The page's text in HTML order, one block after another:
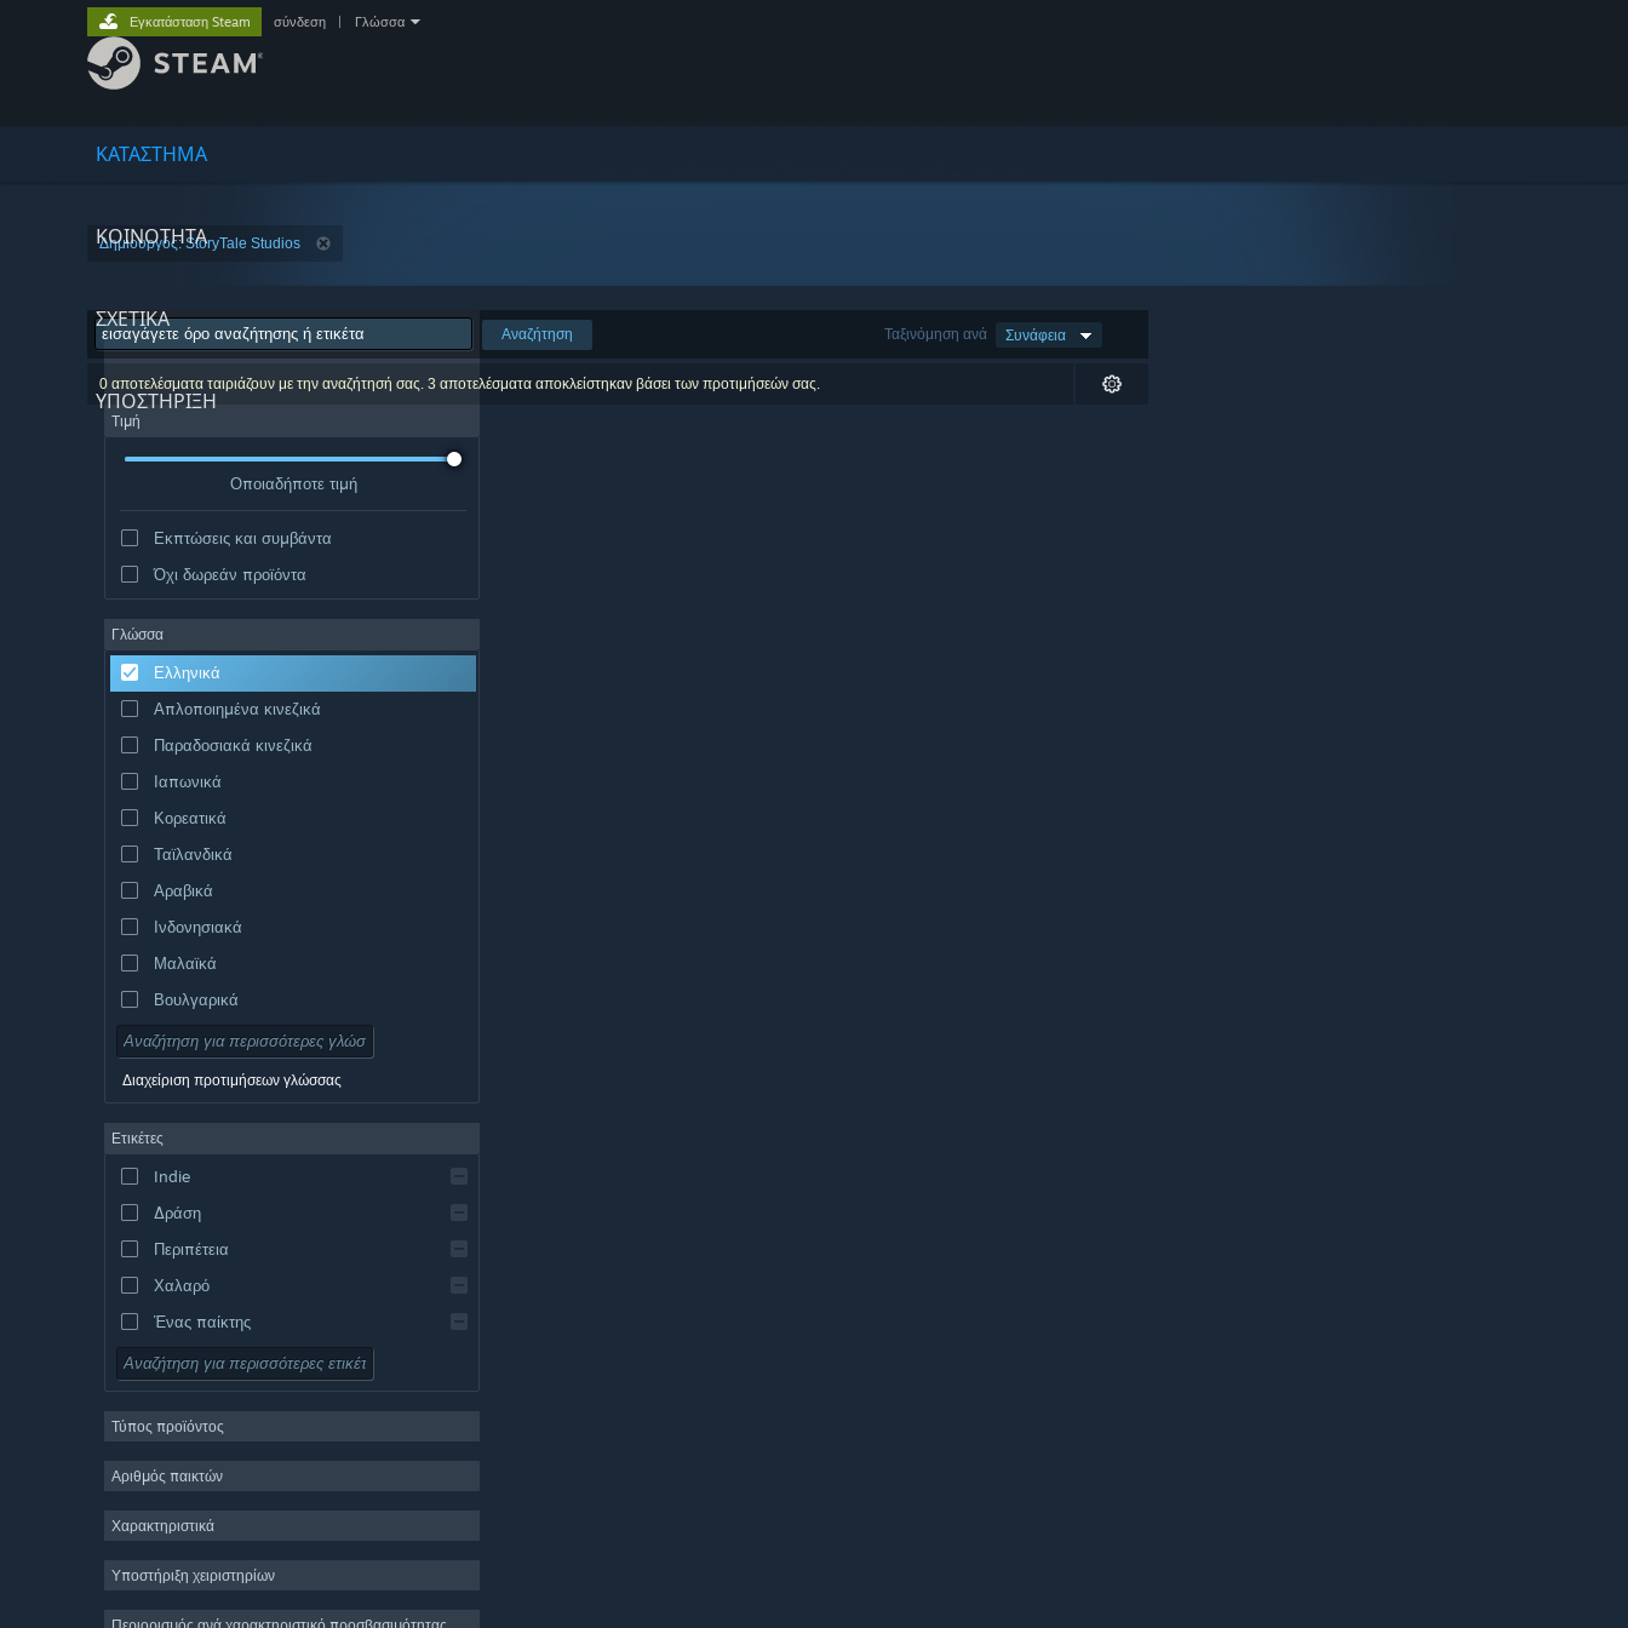
ΚΑΤΑΣΤΗΜΑ
ΚΟΙΝΟΤΗΤΑ
ΣΧΕΤΙΚΆ
ΥΠΟΣΤΗΡΙΞΗ
Εγκατάσταση Steam σύνδεση Γλώσσα
Δημιουργός: StoryTale Studios
Ταξινόμηση ανά Συνάφεια
Αναζήτηση
0 αποτελέσματα ταιριάζουν με την αναζήτησή σας. 3 αποτελέσματα αποκλείστηκαν βάσει των προτιμήσεών σας.
Τιμή
Οποιαδήποτε τιμή
Εκπτώσεις και συμβάντα
Όχι δωρεάν προϊόντα
Γλώσσα
Ελληνικά
Απλοποιημένα κινεζικά
Παραδοσιακά κινεζικά
Ιαπωνικά
Κορεατικά
Ταϊλανδικά
Αραβικά
Ινδονησιακά
Μαλαϊκά
Βουλγαρικά
Τσεχικά
Δανικά
Αγγλικά
Ισπανικά – Ισπανία
Ισπανικά – Λατινική Αμερική
Διαχείριση προτιμήσεων γλώσσας
Ετικέτες
Indie
Δράση
Περιπέτεια
Χαλαρό
Ένας παίκτης
Προσομοίωση
Στρατηγική
2D
3D
Δωρεάν για παίξιμο
Τύπος προϊόντος
Αριθμός παικτών
Χαρακτηριστικά
Υποστήριξη χειριστηρίων